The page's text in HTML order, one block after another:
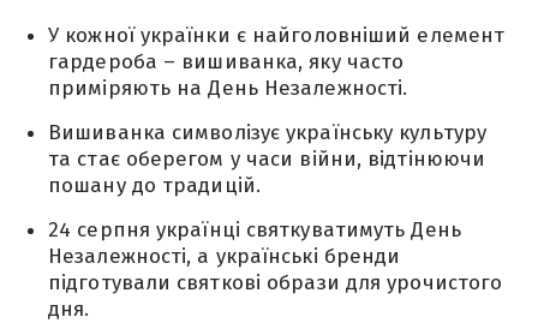
У кожної українки є найголовніший елемент
гардероба – вишиванка, яку часто
приміряють на День Незалежності.
Вишиванка символізує українську культуру
та стає оберегом у часи війни, відтінюючи
пошану до традицій.
24 серпня українці святкуватимуть День
Незалежності, а українські бренди
підготували святкові образи для урочистого
дня.